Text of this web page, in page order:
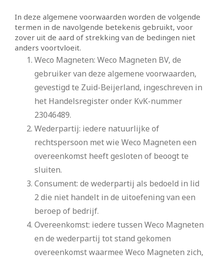
In deze algemene voorwaarden worden de volgende
termen in de navolgende betekenis gebruikt, voor
zover uit de aard of strekking van de bedingen niet
anders voortvloeit.
Weco Magneten: Weco Magneten BV, de
gebruiker van deze algemene voorwaarden,
gevestigd te Zuid-Beijerland, ingeschreven in
het Handelsregister onder KvK-nummer
23046489.
Wederpartij: iedere natuurlijke of
rechtspersoon met wie Weco Magneten een
overeenkomst heeft gesloten of beoogt te
sluiten.
Consument: de wederpartij als bedoeld in lid
2 die niet handelt in de uitoefening van een
beroep of bedrijf.
Overeenkomst: iedere tussen Weco Magneten
en de wederpartij tot stand gekomen
overeenkomst waarmee Weco Magneten zich,